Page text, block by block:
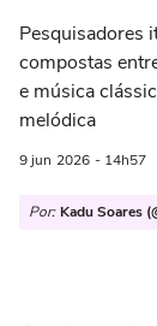
Pesquisadores
compostas
e música
melódica
9 jun 2026 - 14h57
Por: Kadu Soares